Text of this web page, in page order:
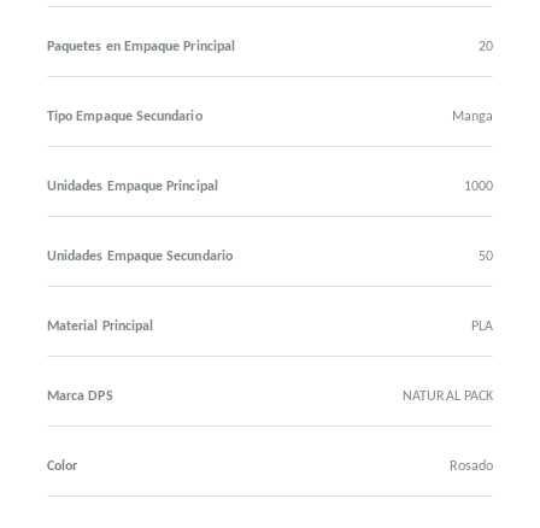
Paquetes en Empaque Principal 20
Tipo Empaque Secundario Manga
Unidades Empaque Principal 1000
Unidades Empaque Secundario 50
Material Principal PLA
Marca DPS NATURAL PACK
Color Rosado